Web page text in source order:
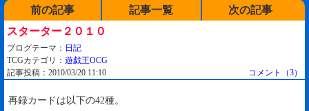
前の記事 記事一覧
次の記事
スターター２０１０
ブログテーマ： 日記
TCGカテゴリ： 遊戯王OCG
記事投稿：2010/03/20 11:10
コメント（3）
再録カードは以下の42種。